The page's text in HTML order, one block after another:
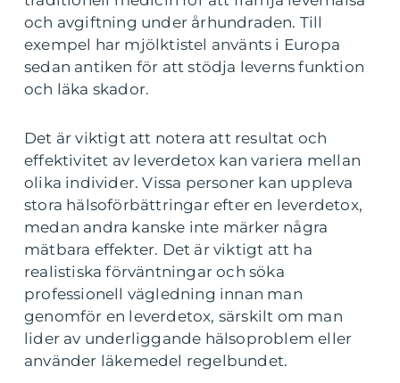
och avgiftning under århundraden. Till
exempel har mjölktistel använts i Europa
sedan antiken för att stödja leverns funktion
och läka skador.
Det är viktigt att notera att resultat och
effektivitet av leverdetox kan variera mellan
olika individer. Vissa personer kan uppleva
stora hälsoförbättringar efter en leverdetox,
medan andra kanske inte märker några
mätbara effekter. Det är viktigt att ha
realistiska förväntningar och söka
professionell vägledning innan man
genomför en leverdetox, särskilt om man
lider av underliggande hälsoproblem eller
använder läkemedel regelbundet.